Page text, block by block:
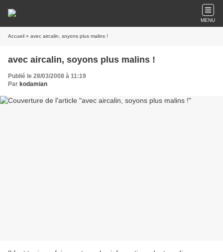
MENU
Accueil » avec aircalin, soyons plus malins !
avec aircalin, soyons plus malins !
Publié le 28/03/2008 à 11:19
Par kodamian